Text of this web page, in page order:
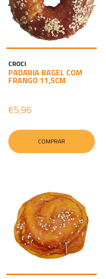
CROCI
PADARIA BAGEL COM
FRANGO 11,5CM
€5,96
COMPRAR